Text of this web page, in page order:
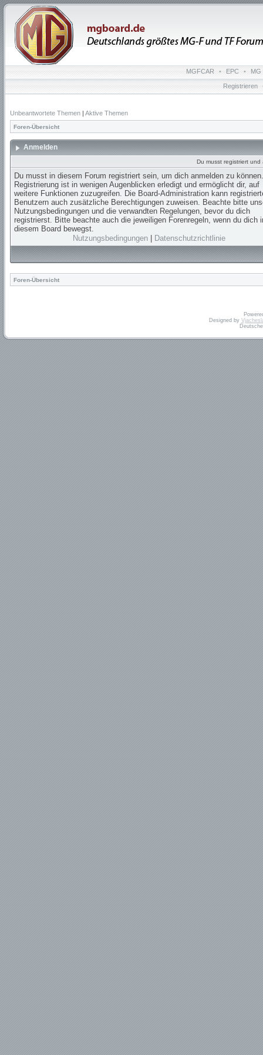
MGFCAR • EPC • MG
Registrieren
Unbeantwortete Themen | Aktive Themen
Foren-Übersicht
Anmelden
Du musst registriert
Du musst in diesem Forum registriert sein, um dich anmelden zu
Registrierung ist in wenigen Augenblicken erledigt und ermöglicht dir, auf
weitere Funktionen zuzugreifen. Die Board-Administration kann
Benutzern auch zusätzliche Berechtigungen zuweisen. Beachte bitte
Nutzungsbedingungen und die verwandten Regelungen, bevor du dich
registrierst. Bitte beachte auch die jeweiligen Forenregeln, wenn du dich
diesem Board bewegst.
Nutzungsbedingungen
Datenschutzrichtlinie
Foren-Übersicht
Designed by